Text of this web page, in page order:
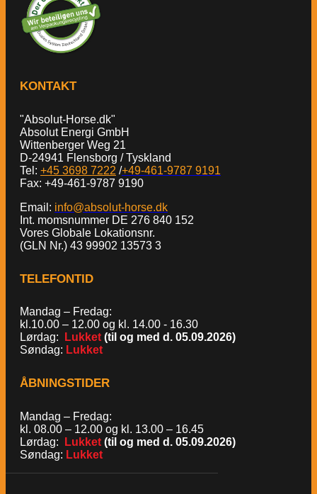
KONTAKT
"Absolut-Horse.dk"
Absolut Energi GmbH
Wittenberger Weg 21
D-24941 Flensborg / Tyskland
Tel: +45 3698 7222 /+49-461-9787 9191
Fax: +49-461-9787 9190
Email: info@absolut-horse.dk
Int. momsnummer DE 276 840 152
Vores Globale Lokationsnr.
(GLN Nr.) 43 99902 13573 3
TELEFONTID
Mandag – Fredag:
kl.10.00 – 12.00 og kl. 14.00 - 16.30
Lørdag:
Lukket (til og med d. 05.09.2026)
Søndag: Lukket
ÅBNINGSTIDER
Mandag – Fredag:
kl. 08.00 – 12.00 og kl. 13.00 – 16.45
Lørdag:
Lukket (til og med d. 05.09.2026)
Søndag: Lukket